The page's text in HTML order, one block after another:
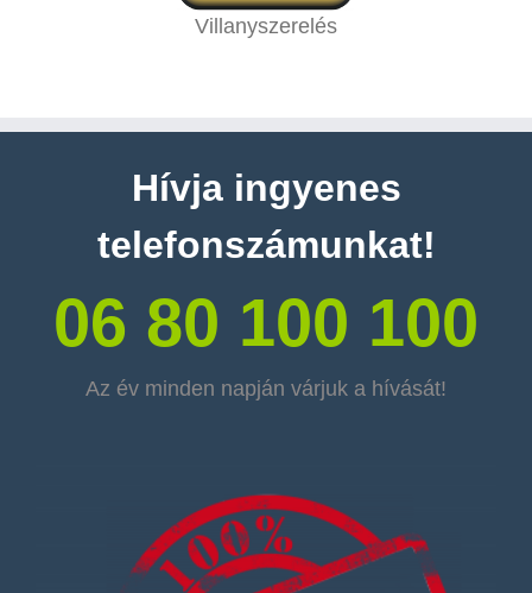
Villanyszerelés
Hívja ingyenes
telefonszámunkat!
06 80 100 100
Az év minden napján várjuk a hívását!